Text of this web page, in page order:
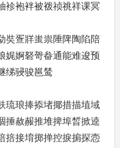
袗袍袢被袯祯祧祥课冥
奘疍牂蚩祟陲陴陶陷陪
娓婀砮哿畚通能难逡预
绨骎骏邕鸶
琉琅捧掭堵揶措描埴域
捶赦赧推堆捭埠晳掀逵
掊接堉掷掸控捩掮探悫